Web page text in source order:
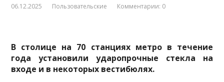
06.12.2025 Пользовательские Комментарии: 0
В столице на 70 станциях метро в течение
года установили ударопрочные стекла на
входе и в некоторых вестибюлях.